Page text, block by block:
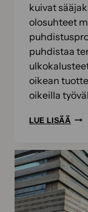
kuivat
olosuhteet
puhdistaa
oikean
oikeilla
LUE LISÄÄ